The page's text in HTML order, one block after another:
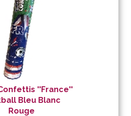
''France''
Bleu Blanc
Rouge